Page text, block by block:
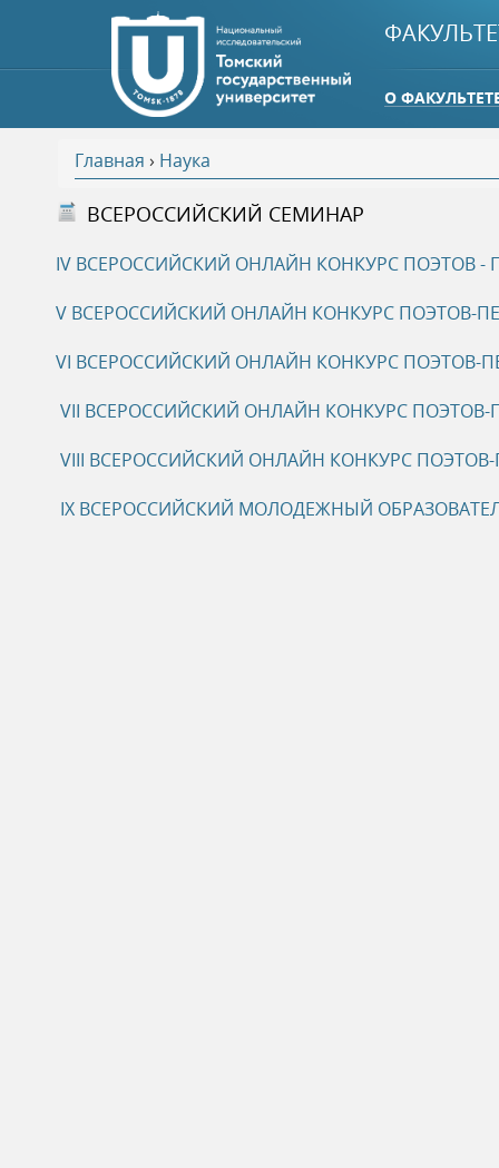
О
В
ы
з
д
е
с
ь
Главная › Наука
ВСЕРОССИЙСКИЙ СЕМИНАР
IV ВСЕРОССИЙСКИЙ ОНЛАЙН КОНКУРС ПОЭТОВ -
V ВСЕРОССИЙСКИЙ ОНЛАЙН КОНКУРС ПОЭТОВ-
VI ВСЕРОССИЙСКИЙ ОНЛАЙН КОНКУРС ПОЭТОВ-
VII ВСЕРОССИЙСКИЙ ОНЛАЙН КОНКУРС ПОЭТОВ-
VIII ВСЕРОССИЙСКИЙ ОНЛАЙН КОНКУРС
IХ ВСЕРОССИЙСКИЙ МОЛОДЕЖНЫЙ